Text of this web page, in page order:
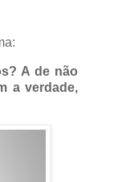
A de não
a verdade,